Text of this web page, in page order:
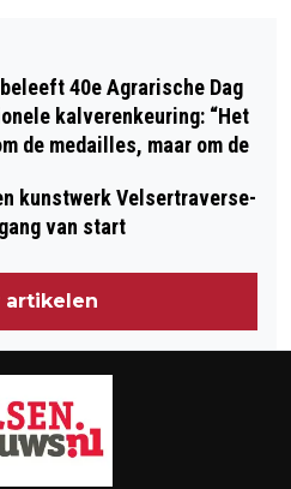
NATIONALE
WEEKEND VOL
VOOR RUIM 2200
EXTRAATJE
TE
TIJD”
40e Agrarische Dag
kalverenkeuring: “Het
de medailles, maar om de
kunstwerk Velsertraverse-
van start
artikelen